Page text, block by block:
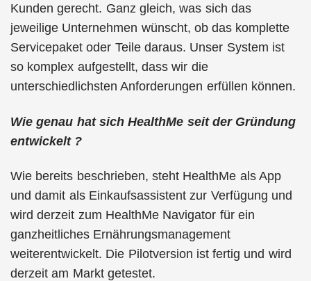
Kunden gerecht. Ganz gleich, was sich das
jeweilige Unternehmen wünscht, ob das komplette
Servicepaket oder Teile daraus. Unser System ist
so komplex aufgestellt, dass wir die
unterschiedlichsten Anforderungen erfüllen können.
Wie genau hat sich HealthMe seit der Gründung
entwickelt ?
Wie bereits beschrieben, steht HealthMe als App
und damit als Einkaufsassistent zur Verfügung und
wird derzeit zum HealthMe Navigator für ein
ganzheitliches Ernährungsmanagement
weiterentwickelt. Die Pilotversion ist fertig und wird
derzeit am Markt getestet.